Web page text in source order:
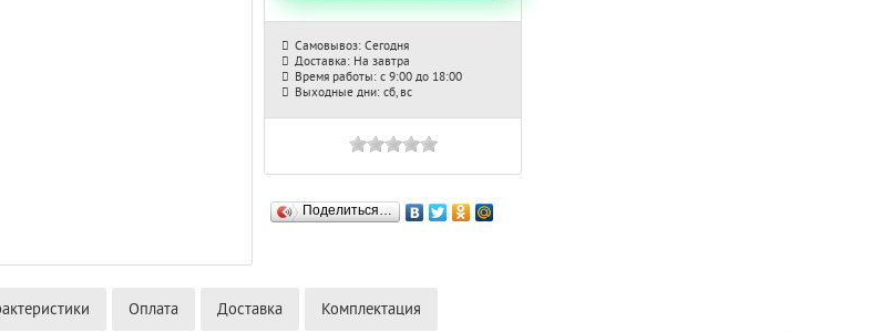
Самовывоз: Сегодня
Доставка: На завтра
Время работы: с 9:00 до 18:00
Выходные дни: сб, вс
Поделиться…
Оплата Доставка Комплектация